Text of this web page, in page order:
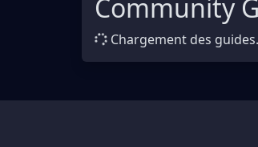
Community
Chargement des